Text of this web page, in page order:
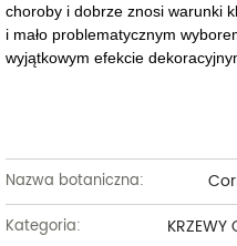
choroby i dobrze znosi warunki
i mało problematycznym
wyjątkowym efekcie
Nazwa botaniczna:
Kategoria: KRZEWY